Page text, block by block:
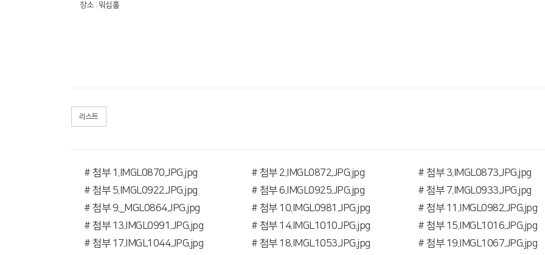
장소 : 워십홀
리스트
# 첨부 1.IMGL0870.JPG.jpg # 첨부 2.IMGL0872.JPG.jpg # 첨부 3.IMGL0873.JPG.jpg
# 첨부 5.IMGL0922.JPG.jpg
# 첨부 6.IMGL0925.JPG.jpg # 첨부 7.IMGL0933.JPG.jpg
# 첨부 9._MGL0864.JPG.jpg
# 첨부 10.IMGL0981.JPG.jpg # 첨부 11.IMGL0982.JPG.jpg
# 첨부 13.IMGL0991.JPG.jpg
# 첨부 14.IMGL1010.JPG.jpg # 첨부 15.IMGL1016.JPG.jpg
# 첨부 17.IMGL1044.JPG.jpg
# 첨부 18.IMGL1053.JPG.jpg # 첨부 19.IMGL1067.JPG.jpg